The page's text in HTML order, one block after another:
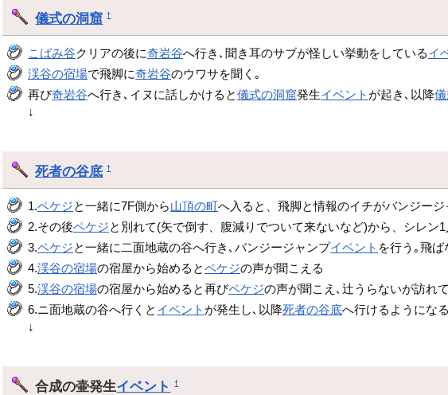
儀式の洞窟 †
こばみ谷クリアの後に奇岩谷へ行き､聞き耳のサブが怪しい挙動をしているイ
渓谷の宿場で飛脚に奇岩谷のウワサを聞く｡
再び奇岩谷へ行き､イヌに話しかけると儀式の洞窟発生イベント が起き､以降
↓
死者の谷底 †
1.ペケジと一緒に7F側から山頂の町へ入ると、飛脚と情報のイチがバンジー
2.その後ペケジと別れて(矢で倒す、腹減りでついて来ないなど)から、シレ
3.ペケジと一緒に二面地蔵の谷へ行き､バンジージャンプイベント を行う｡飛ば
4.渓谷の宿場の宿屋から始めるとペケジの声が聞こえる
5.渓谷の宿場の宿屋から始めると再びペケジの声が聞こえ､辻うらないが訪れ
6.ニ面地蔵の谷へ行くと イベント が発生し､以降死者の谷底へ行けるようにな
↓
合成の壷発生イベント †